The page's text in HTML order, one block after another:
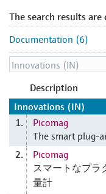
The search results
Documentation (6)
Description
Innovations (IN)
1.
Picomag
The smart plug-
2.
Picomag
スマートなプラ
量計